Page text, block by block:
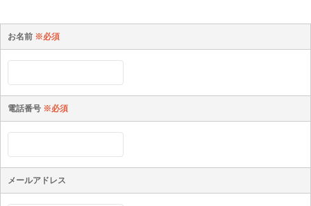
お名前 ※必須
電話番号 ※必須
メールアドレス